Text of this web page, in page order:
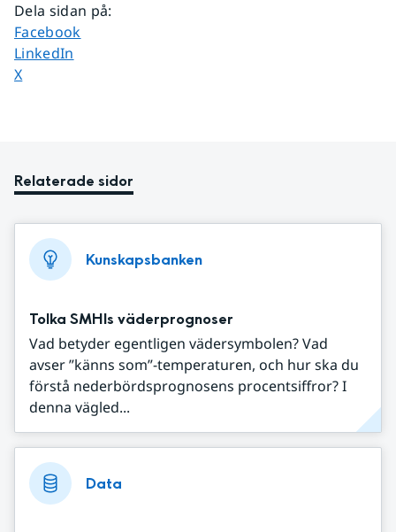
Dela sidan på:
Dela sidan på
Facebook
Dela sidan på
LinkedIn
Dela sidan på
X
Relaterade sidor
Kunskapsbanken
Tolka SMHIs väderprognoser
Vad betyder egentligen vädersymbolen? Vad
avser ”känns som”-temperaturen, och hur ska du
förstå nederbördsprognosens procentsiffror? I
denna vägled...
Data